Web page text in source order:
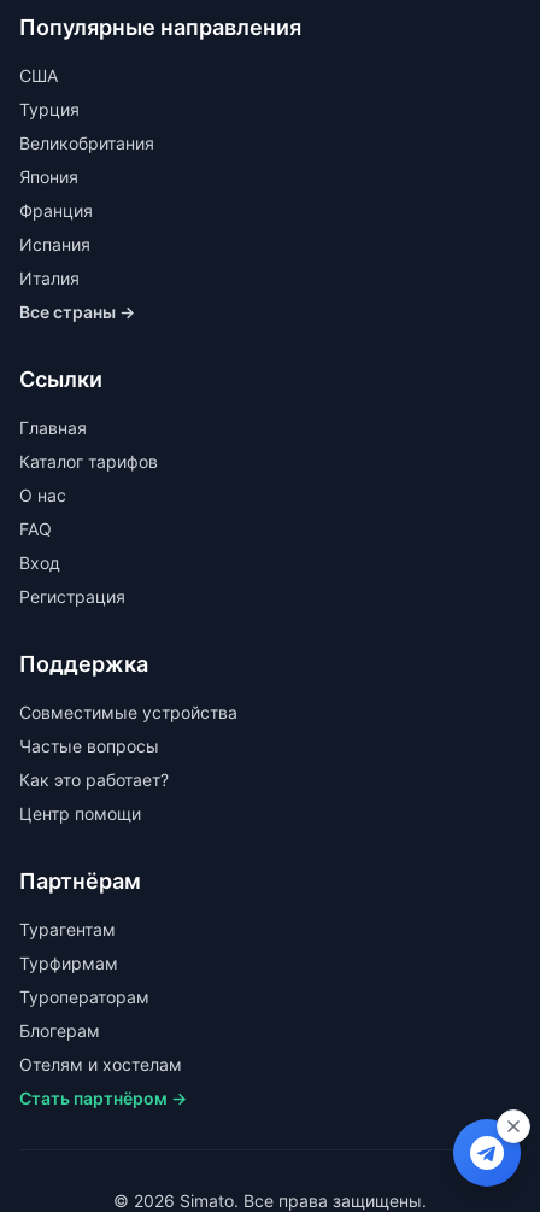
Популярные направления
США
Турция
Великобритания
Япония
Франция
Испания
Италия
Все страны →
Ссылки
Главная
Каталог тарифов
О нас
FAQ
Вход
Регистрация
Поддержка
Совместимые устройства
Частые вопросы
Как это работает?
Центр помощи
Партнёрам
Турагентам
Турфирмам
Туроператорам
Блогерам
Отелям и хостелам
Стать партнёром →
© 2026 Simato. Все права защищены.